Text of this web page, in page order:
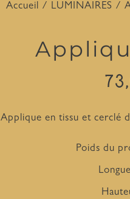
Accueil / LUMINAIRES /
Applique en tissu et cerclé
Poids du